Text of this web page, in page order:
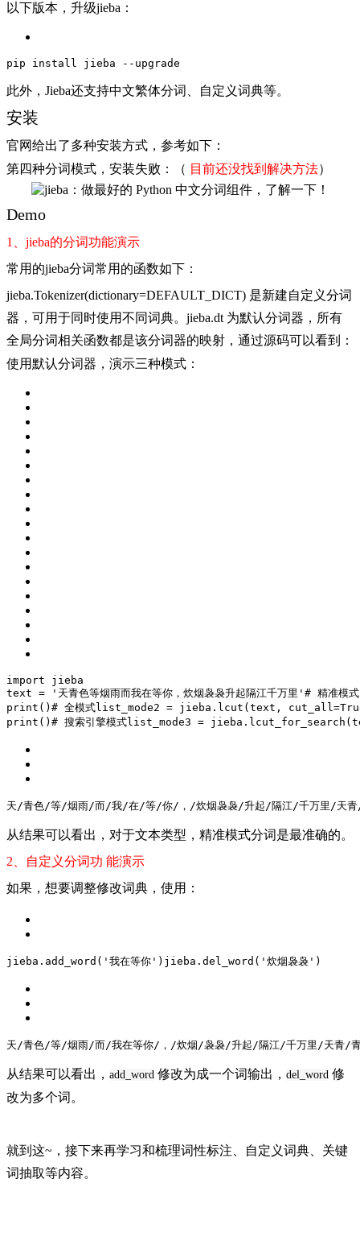
以下版本，升级jieba：
pip install jieba --upgrade
此外，Jieba还支持中文繁体分词、自定义词典等。
安装
官网给出了多种安装方式，参考如下：
第四种分词模式，安装失败：（ 目前还没找到解决方法）
Demo
1、jieba的分词功能演示
常用的jieba分词常用的函数如下：
jieba.Tokenizer(dictionary=DEFAULT_DICT) 是新建自定义分词
器，可用于同时使用不同词典。jieba.dt 为默认分词器，所有
全局分词相关函数都是该分词器的映射，通过源码可以看到：
使用默认分词器，演示三种模式：
import jieba
text =
'天青色等烟雨而我在等你，炊烟袅袅升起隔江千万里' # 精准模
print() # 全模式list_mode2 = jieba.lcut(text, cut_all=
print() # 搜索引擎模式list_mode3 =
天/青色/等/烟雨/而/我/在/等/你/，/炊烟袅袅/升起/隔江/千万里/天
从结果可以看出，对于文本类型，精准模式分词是最准确的。
2、自定义分词功 能演示
如果，想要调整修改词典，使用：
jieba.add_word( '我在等你' ) jieba.del_word( '炊烟袅袅' )
天/青色/等/烟雨/而/我在等你/，/炊烟/袅袅/升起/隔江/千万里/天青/
从结果可以看出， add_word 修改为成一个词输出， del_word 修
改为多个词。
就到这~，接下来再学习和梳理词性标注、自定义词典、关键
词抽取等内容。